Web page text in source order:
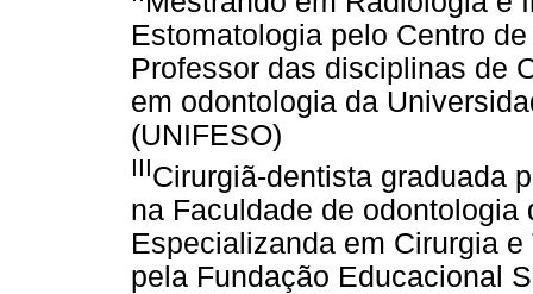
Estomatologia pelo Centro
Professor das disciplinas de
em odontologia da
(UNIFESO)
IIICirurgiã-dentista graduada
na Faculdade de odontologia
Especializanda em Cirurgia
pela Fundação Educacional